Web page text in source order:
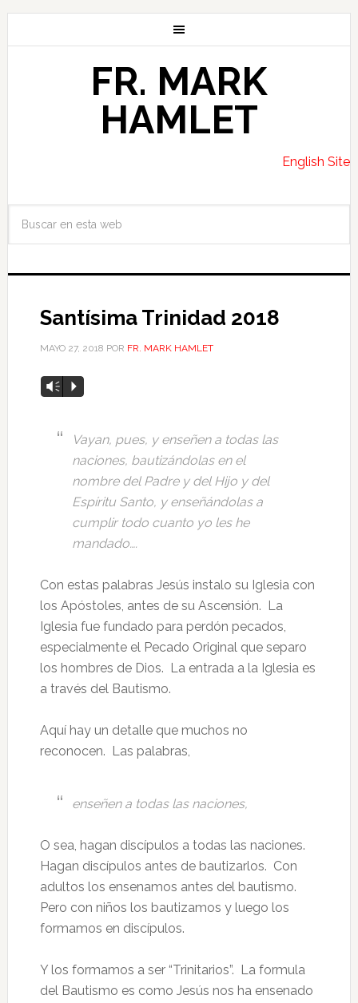
FR. MARK
HAMLET
English Site
Santísima Trinidad 2018
MAYO 27, 2018 POR FR. MARK HAMLET
Reproductor
Vm P
Vayan, pues, y enseñen a todas las
naciones, bautizándolas en el
nombre del Padre y del Hijo y del
Espíritu Santo, y enseñándolas a
cumplir todo cuanto yo les he
mandado….
Con estas palabras Jesús instalo su Iglesia con
los Apóstoles, antes de su Ascensión. La
Iglesia fue fundado para perdón pecados,
especialmente el Pecado Original que separo
los hombres de Dios. La entrada a la Iglesia es
a través del Bautismo.
Aquí hay un detalle que muchos no
reconocen. Las palabras,
enseñen a todas las naciones,
O sea, hagan discípulos a todas las naciones.
Hagan discípulos antes de bautizarlos. Con
adultos los ensenamos antes del bautismo.
Pero con niños los bautizamos y luego los
formamos en discípulos.
Y los formamos a ser “Trinitarios”. La formula
del Bautismo es como Jesús nos ha ensenado